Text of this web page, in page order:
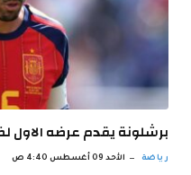
برشلونة يقدم عرضه الاول
رياضة الأحد 09 أغسطس 4:40 ص